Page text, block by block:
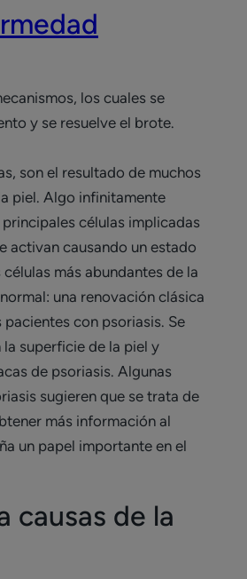
los cuales se
y se resuelve el brote.
son el resultado de muchos
piel. Algo infinitamente
células implicadas
activan causando un estado
más abundantes de la
una renovación clásica
con psoriasis. Se
superficie de la piel y
de psoriasis. Algunas
sugieren que se trata de
más información al
un papel importante en el
causas de la